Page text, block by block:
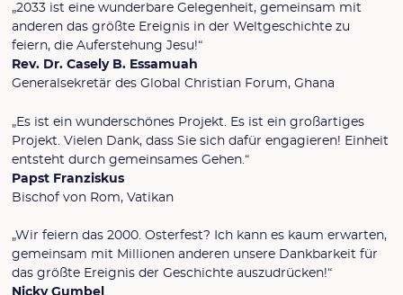
„2033 ist eine wunderbare Gelegenheit, gemeinsam mit
anderen das größte Ereignis in der Weltgeschichte zu
feiern, die Auferstehung Jesu!“
Rev. Dr. Casely B. Essamuah
Generalsekretär des Global Christian Forum, Ghana
„Es ist ein wunderschönes Projekt. Es ist ein großartiges
Projekt. Vielen Dank, dass Sie sich dafür engagieren! Einheit
entsteht durch gemeinsames Gehen.“
Papst Franziskus
Bischof von Rom, Vatikan
„Wir feiern das 2000. Osterfest? Ich kann es kaum erwarten,
gemeinsam mit Millionen anderen unsere Dankbarkeit für
das größte Ereignis der Geschichte auszudrücken!“
Nicky Gumbel